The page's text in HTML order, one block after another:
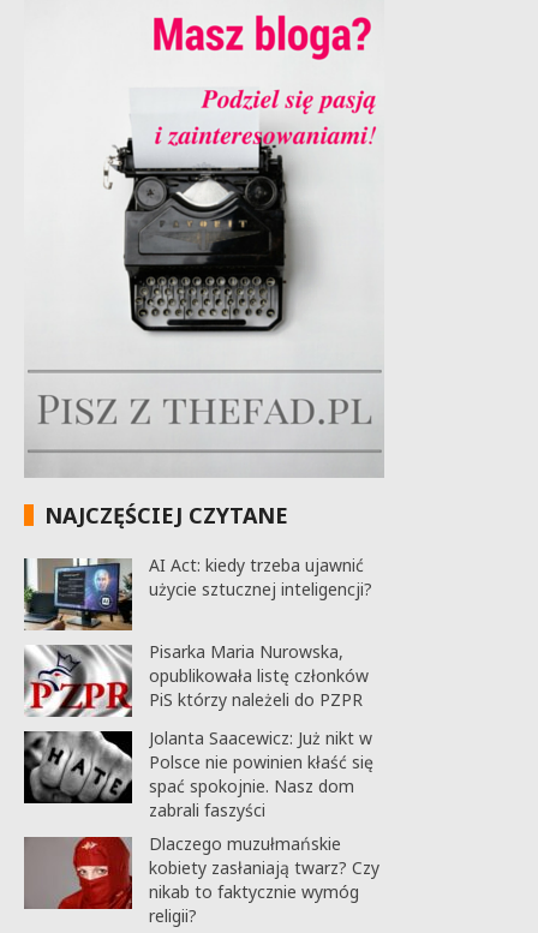
NAJCZĘŚCIEJ CZYTANE
AI Act: kiedy trzeba ujawnić
użycie sztucznej inteligencji?
Pisarka Maria Nurowska,
opublikowała listę członków
PiS którzy należeli do PZPR
Jolanta Saacewicz: Już nikt w
Polsce nie powinien kłaść się
spać spokojnie. Nasz dom
zabrali faszyści
Dlaczego muzułmańskie
kobiety zasłaniają twarz? Czy
nikab to faktycznie wymóg
religii?